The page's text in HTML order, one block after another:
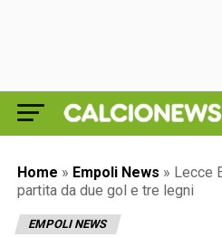
Home » Empoli News » Lecce
partita da due gol e tre legni
EMPOLI NEWS